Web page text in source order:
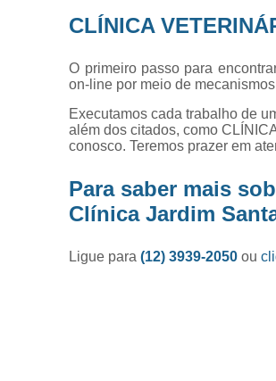
CLÍNICA
O primeiro passo para
on-line por meio de
Executamos cada trabalho de
além dos citados, como
conosco. Teremos prazer em
Para saber mais
Clínica Jardim
Ligue para(12) 3939-2050ou